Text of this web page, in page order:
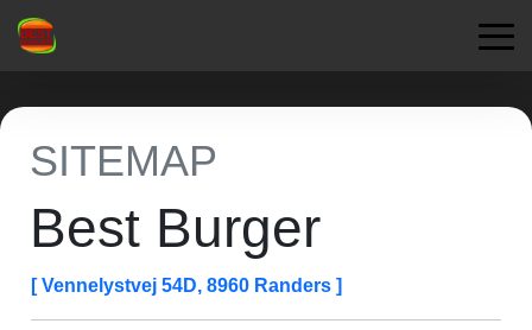
SITEMAP
Best Burger
[ Vennelystvej 54D, 8960 Randers ]